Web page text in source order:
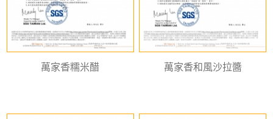
萬家香糯米醋 萬家香和風沙拉醬